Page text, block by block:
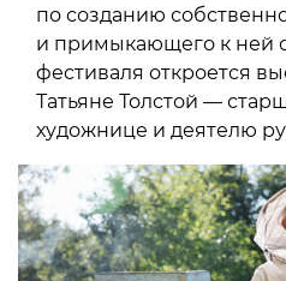
по созданию
и примыкающего к ней
фестиваля откроется
Татьяне Толстой —
художнице и деятелю